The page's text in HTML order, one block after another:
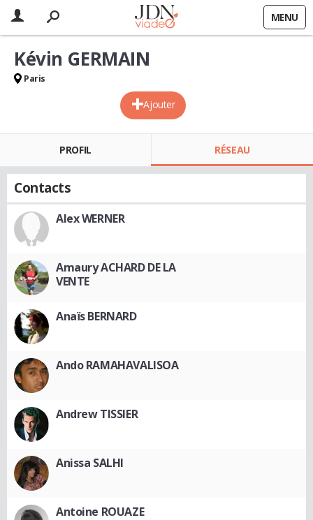
MENU
Ajouter
Kévin GERMAIN
Paris
PROFIL RÉSEAU
Contacts
Alex WERNER
Amaury ACHARD DE LA
VENTE
Anaïs BERNARD
Ando RAMAHAVALISOA
Andrew TISSIER
Anissa SALHI
Antoine ROUAZE